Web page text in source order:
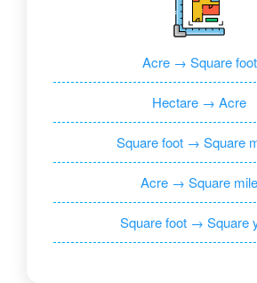
Acre → Square foot
Hectare → Acre
Square foot → Square
Acre → Square mile
Square foot → Square